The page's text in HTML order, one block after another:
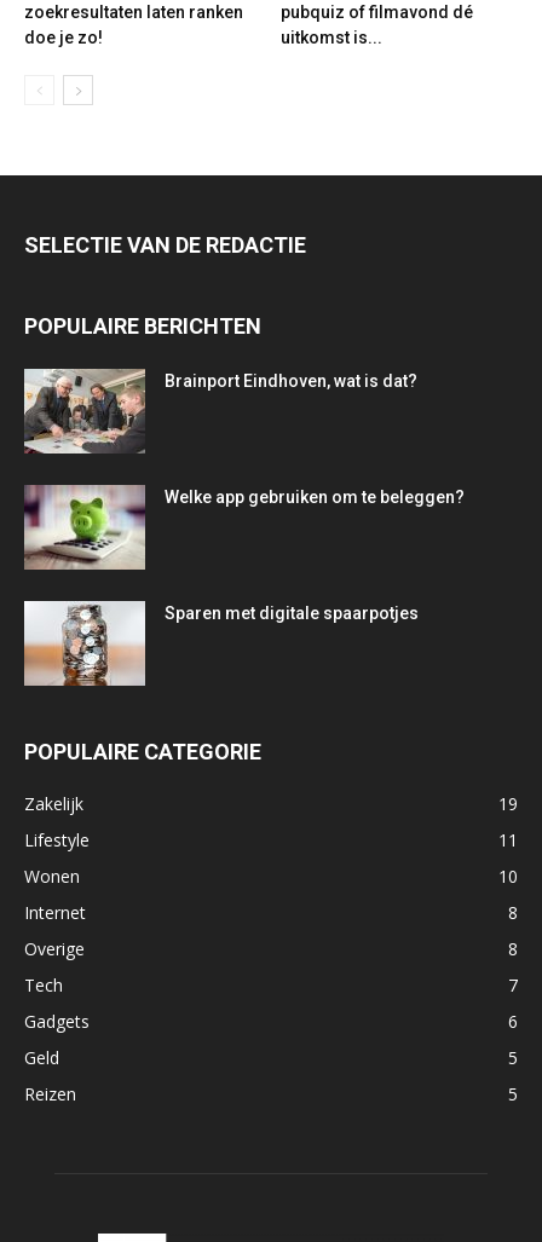
zoekresultaten laten ranken
doe je zo!
pubquiz of filmavond dé
uitkomst is...
SELECTIE VAN DE REDACTIE
POPULAIRE BERICHTEN
Brainport Eindhoven, wat is dat?
Welke app gebruiken om te beleggen?
Sparen met digitale spaarpotjes
POPULAIRE CATEGORIE
Zakelijk
19
Lifestyle
11
Wonen
10
Internet
8
Overige
8
Tech
7
Gadgets
6
Geld
5
Reizen
5